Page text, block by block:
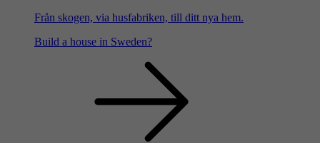
Från skogen, via husfabriken, till ditt nya hem.
Build a house in Sweden?